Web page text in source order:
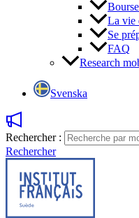
La vie
Se
FAQ
Research
Svenska
Rechercher :
Rechercher